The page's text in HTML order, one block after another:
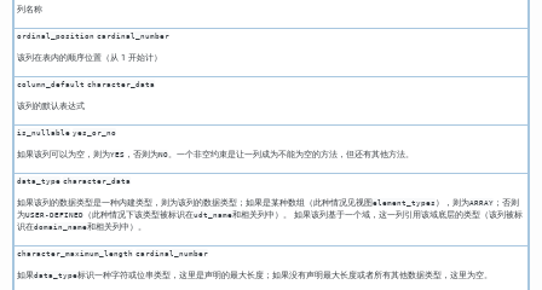
列名称
ordinal_position cardinal_number
该列在表内的顺序位置（从 1 开始计）
column_default character_data
该列的默认表达式
is_nullable yes_or_no
如果该列可以为空，则为YES，否则为NO。一个非空约束是让一列成为不能为空的方法，但还有其他方法。
data_type character_data
如果该列的数据类型是一种内建类型，则为该列的数据类型；如果是某种数组（此种情况见视图element_types ），则为ARRAY；否则
为USER-DEFINED（此种情况下该类型被标识在udt_name和相关列中）。 如果该列基于一个域，这一列引用该域底层的类型（该列被标
识在domain_name和相关列中）。
character_maximum_length cardinal_number
如果data_type标识一种字符或位串类型，这里是声明的最大长度；如果没有声明最大长度或者所有其他数据类型，这里为空。